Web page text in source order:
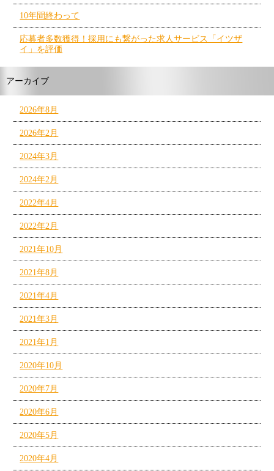
10年間終わって
応募者多数獲得！採用にも繋がった求人サービス「イツザ
イ」を評価
アーカイブ
2026年8月
2026年2月
2024年3月
2024年2月
2022年4月
2022年2月
2021年10月
2021年8月
2021年4月
2021年3月
2021年1月
2020年10月
2020年7月
2020年6月
2020年5月
2020年4月